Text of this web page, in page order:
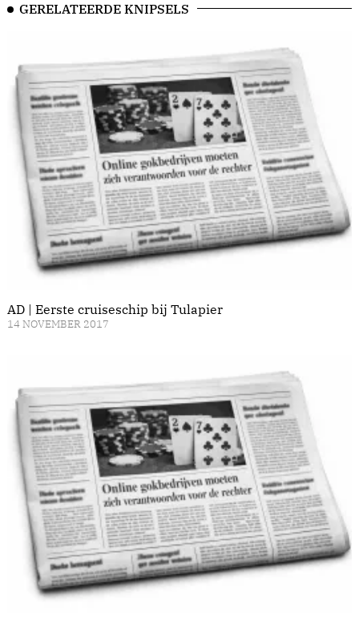
GERELATEERDE KNIPSELS
AD | Eerste cruiseschip bij Tulapier
14 NOVEMBER 2017